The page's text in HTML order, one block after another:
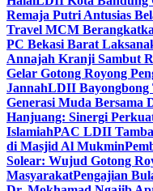
Remaja Putri Antusias
Travel MCM
PC Bekasi Barat
Annajah Kranji Sambut
Gelar Gotong Royong
JannahLDII Bayongbong
Generasi Muda Bersama
Hanjuang: Sinergi
IslamiahPAC LDII
di Masjid Al Mukmin
Solear: Wujud Gotong
MasyarakatPengajian